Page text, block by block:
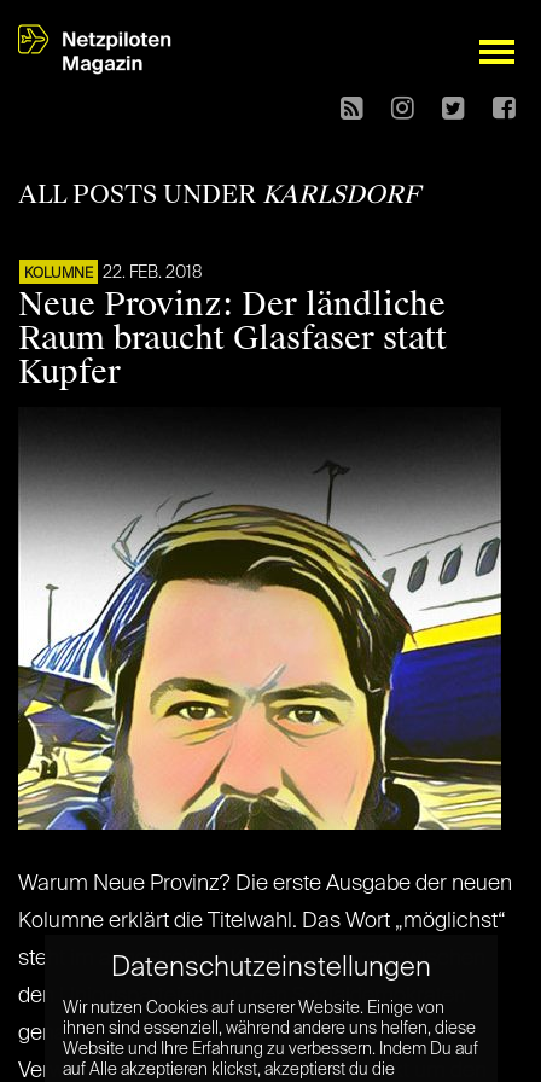
open
ALL POSTS UNDER KARLSDORF
KOLUMNE 22. FEB. 2018
Neue Provinz: Der ländliche
Raum braucht Glasfaser statt
Kupfer
Warum Neue Provinz? Die erste Ausgabe der neuen
Kolumne erklärt die Titelwahl. Das Wort „möglichst“
steht im angestrebten Koalitionsvertrag zwischen
den Unionsparteien und den Sozialdemokraten
genau 22 Mal drin. Bereits bei der zweiten
Verwendung des Adverbs geht es indirekt um den
Datenschutzeinstellungen
Wir nutzen Cookies auf unserer Website. Einige von
ihnen sind essenziell, während andere uns helfen, diese
Website und Ihre Erfahrung zu verbessern. Indem Du auf
auf Alle akzeptieren klickst, akzeptierst du die